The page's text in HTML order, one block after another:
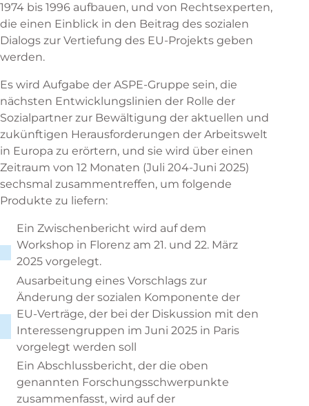
1974 bis 1996 aufbauen, und von Rechtsexperten,
die einen Einblick in den Beitrag des sozialen
Dialogs zur Vertiefung des EU-Projekts geben
werden.
Es wird Aufgabe der ASPE-Gruppe sein, die
nächsten Entwicklungslinien der Rolle der
Sozialpartner zur Bewältigung der aktuellen und
zukünftigen Herausforderungen der Arbeitswelt
in Europa zu erörtern, und sie wird über einen
Zeitraum von 12 Monaten (Juli 204-Juni 2025)
sechsmal zusammentreffen, um folgende
Produkte zu liefern:
Ein Zwischenbericht wird auf dem
Workshop in Florenz am 21. und 22. März
2025 vorgelegt.
Ausarbeitung eines Vorschlags zur
Änderung der sozialen Komponente der
EU-Verträge, der bei der Diskussion mit den
Interessengruppen im Juni 2025 in Paris
vorgelegt werden soll
Ein Abschlussbericht, der die oben
genannten Forschungsschwerpunkte
zusammenfasst, wird auf der